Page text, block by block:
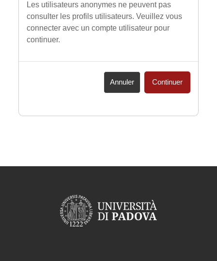
Les utilisateurs anonymes ne peuvent pas
consulter les profils utilisateurs. Veuillez vous
connecter avec un compte utilisateur pour
continuer.
Annuler Continuer